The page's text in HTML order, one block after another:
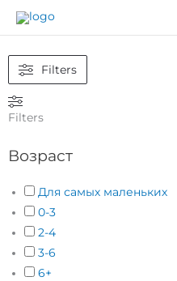
Перейти
Filters
Filters
Возраст
Для самых маленьких
0-3
2-4
3-6
6+